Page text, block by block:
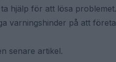
hjälp för att lösa
varningshinder på att
senare artikel.